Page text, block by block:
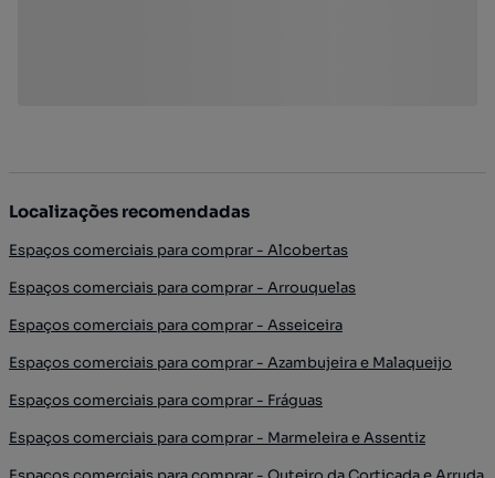
Localizações recomendadas
Espaços comerciais para comprar - Alcobertas
Espaços comerciais para comprar - Arrouquelas
Espaços comerciais para comprar - Asseiceira
Espaços comerciais para comprar - Azambujeira e Malaqueijo
Espaços comerciais para comprar - Fráguas
Espaços comerciais para comprar - Marmeleira e Assentiz